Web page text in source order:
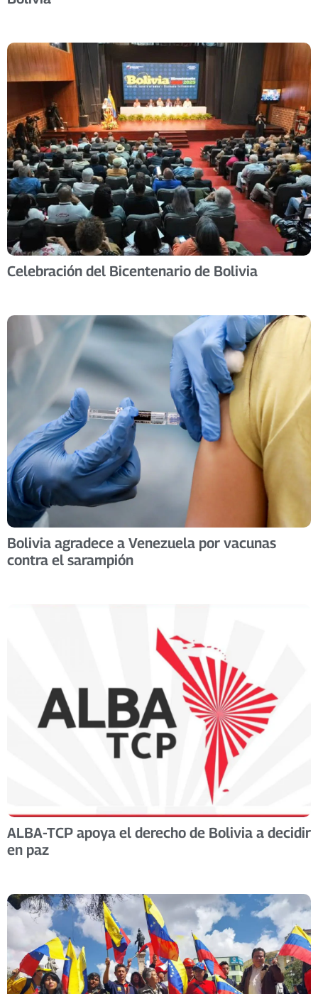
Celebración del Bicentenario de Bolivia
Bolivia agradece a Venezuela por vacunas
contra el sarampión
ALBA-TCP apoya el derecho de Bolivia a decidir
en paz